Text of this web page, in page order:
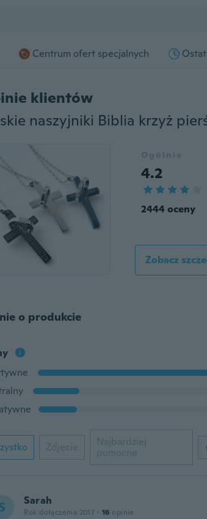
Centrum ofert specjalnych
klientów
Ogólnie
4.2
2444 oceny
Zobacz
o produkcie
Zdjęcie
Najbardziej
pomocne
Sarah
Rok dołączenia 2017 · 16 opinie